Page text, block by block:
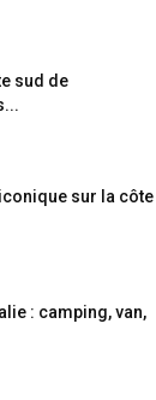
sud de
sur la côte
: camping, van,